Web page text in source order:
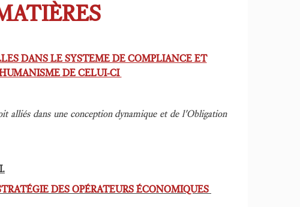
DANS LE SYSTEME DE COMPLIANCE ET
DE CELUI-CI
alliés dans une conception dynamique et de l'Obligation
DES OPÉRATEURS ÉCONOMIQUES